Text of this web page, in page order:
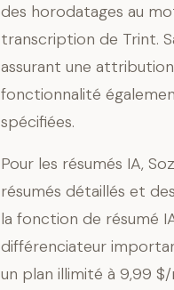
des horodatages au
transcription de Trint.
assurant une
fonctionnalité
spécifiées.
Pour les résumés IA,
résumés détaillés et
la fonction de résumé
différenciateur
un plan illimité à 9,99